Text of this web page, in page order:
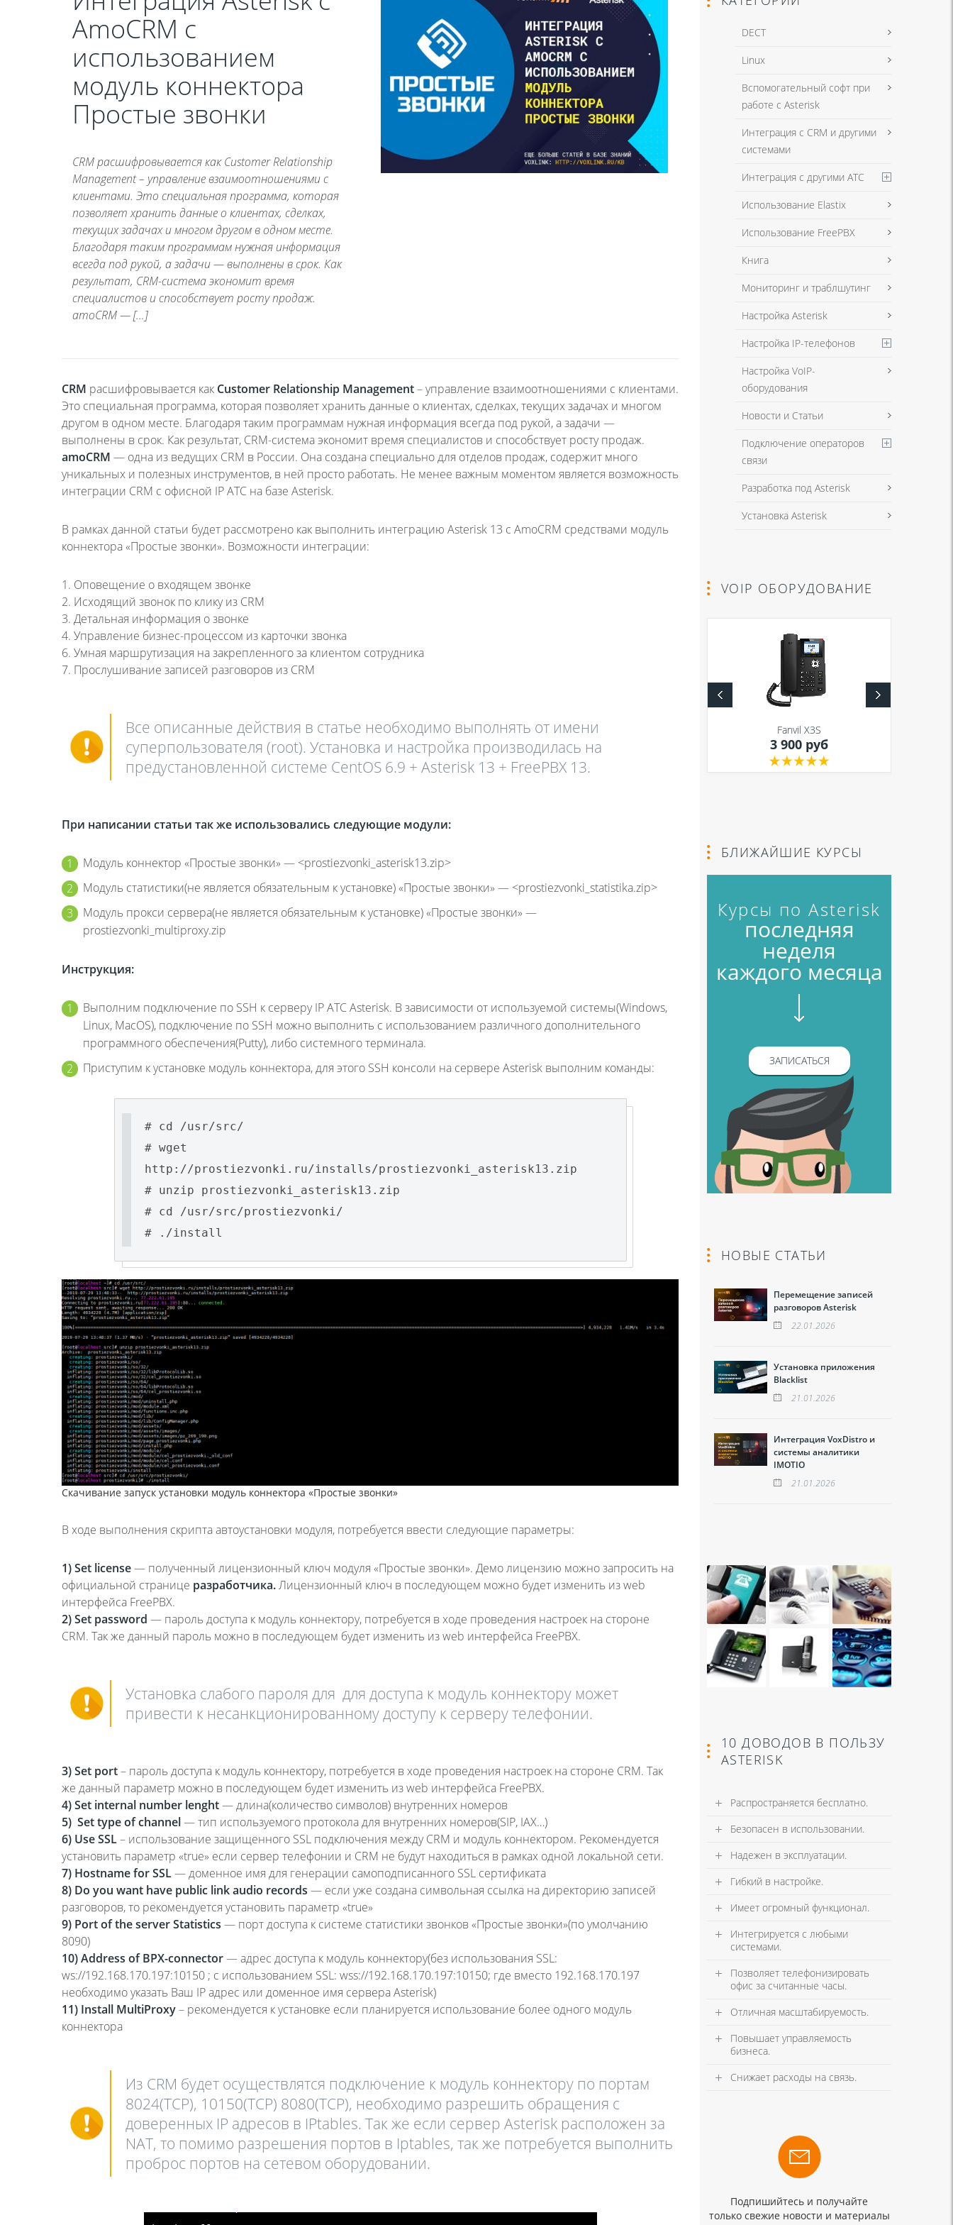
AmoCRM с
использованием
модуль коннектора
Простые звонки
CRM расшифровывается как Customer Relationship
Management – управление взаимоотношениями с
клиентами. Это специальная программа, которая
позволяет хранить данные о клиентах, сделках,
текущих задачах и многом другом в одном месте.
Благодаря таким программам нужная информация
всегда под рукой, а задачи — выполнены в срок. Как
результат, CRM-система экономит время
специалистов и способствует росту продаж.
amoCRM — […]
CRM расшифровывается как Customer Relationship Management– управление взаимоотношениями с клиентами.
Это специальная программа, которая позволяет хранить данные о клиентах, сделках, текущих задачах и многом
другом в одном месте. Благодаря таким программам нужная информация всегда под рукой, а задачи —
выполнены в срок. Как результат, CRM-система экономит время специалистов и способствует росту продаж.
amoCRM — одна из ведущих CRM в России. Она создана специально для отделов продаж, содержит много
уникальных и полезных инструментов, в ней просто работать. Не менее важным моментом является возможность
интеграции CRM с офисной IP АТС на базе Asterisk.
В рамках данной статьи будет рассмотрено как выполнить интеграцию Asterisk 13 с AmoCRM средствами модуль
коннектора «Простые звонки». Возможности интеграции:
1. Оповещение о входящем звонке
2. Исходящий звонок по клику из CRM
3. Детальная информация о звонке
4. Управление бизнес-процессом из карточки звонка
6. Умная маршрутизация на закрепленного за клиентом сотрудника
7. Прослушивание записей разговоров из CRM
Все описанные действия в статье необходимо выполнять от имени
суперпользователя (root). Установка и настройка производилась на
предустановленной системе CentOS 6.9 + Asterisk 13 + FreePBX 13.
При написании статьи так же использовались следующие модули:
Модуль коннектор «Простые звонки» — <prostiezvonki_asterisk13.zip>
Модуль статистики(не является обязательным к установке) «Простые звонки» — <prostiezvonki_statistika.zip>
Модуль прокси сервера(не является обязательным к установке) «Простые звонки» —
prostiezvonki_multiproxy.zip
Инструкция:
Выполним подключение по SSH к серверу IP АТС Asterisk. В зависимости от используемой системы(Windows,
Linux, MacOS), подключение по SSH можно выполнить с использованием различного дополнительного
программного обеспечения(Putty), либо системного терминала.
Приступим к установке модуль коннектора, для этого SSH консоли на сервере Asterisk выполним команды:
# cd /usr/src/
# wget
http://prostiezvonki.ru/installs/prostiezvonki_asterisk13.zip
# unzip prostiezvonki_asterisk13.zip
# cd /usr/src/prostiezvonki/
# ./install
Cкачивание запуск установки модуль коннектора «Простые звонки»
В ходе выполнения скрипта автоустановки модуля, потребуется ввести следующие параметры:
1) Set license— полученный лицензионный ключ модуля «Простые звонки». Демо лицензию можно запросить на
официальной странице разработчика.Лицензионный ключ в последующем можно будет изменить из web
интерфейса FreePBX.
2) Set password — пароль доступа к модуль коннектору, потребуется в ходе проведения настроек на стороне
CRM. Так же данный пароль можно в последующем будет изменить из web интерфейса FreePBX.
Установка слабого пароля для для доступа к модуль коннектору может
привести к несанкционированному доступу к серверу телефонии.
3) Set port– пароль доступа к модуль коннектору, потребуется в ходе проведения настроек на стороне CRM. Так
же данный параметр можно в последующем будет изменить из web интерфейса FreePBX.
4) Set internal number lenght— длина(количество символов) внутренних номеров
5) Set type of channel— тип используемого протокола для внутренних номеров(SIP, IAX…)
6) Use SSL– использование защищенного SSL подключения между CRM и модуль коннектором. Рекомендуется
установить параметр «true» если сервер телефонии и CRM не будут находиться в рамках одной локальной сети.
7) Hostname for SSL— доменное имя для генерации самоподписанного SSL сертификата
8) Do you want have public link audio records — если уже создана символьная ссылка на директорию записей
разговоров, то рекомендуется установить параметр «true»
9) Port of the server Statistics — порт доступа к системе статистики звонков «Простые звонки»(по умолчанию
8090)
10) Address of BPX-connector— адрес доступа к модуль коннектору(без использования SSL:
ws://192.168.170.197:10150 ; с использованием SSL: wss://192.168.170.197:10150; где вместо 192.168.170.197
необходимо указать Ваш IP адрес или доменное имя сервера Asterisk)
11) Install MultiProxy– рекомендуется к установке если планируется использование более одного модуль
коннектора
Из CRM будет осуществлятся подключение к модуль коннектору по портам
8024(TCP), 10150(TCP) 8080(TCP), необходимо разрешить обращения с
доверенных IP адресов в IPtables. Так же если сервер Asterisk расположен за
NAT, то помимо разрешения портов в Iptables, так же потребуется выполнить
проброс портов на сетевом оборудовании.
DECT
Linux
Вспомогательный софт при
работе с Asterisk
Интеграция с CRM и другими
системами
Интеграция с другими АТС
Использование Elastix
Использование FreePBX
Книга
Мониторинг и траблшутинг
Настройка Asterisk
Настройка IP-телефонов
Настройка VoIP-
оборудования
Новости и Статьи
Подключение операторов
связи
Разработка под Asterisk
Установка Asterisk
VOIP ОБОРУДОВАНИЕ
2 990 руб Fanvil X3S
3 900 руб
БЛИЖАЙШИЕ КУРСЫ
Курсы по Asterisk
последняя
неделя
каждого месяца
ЗАПИСАТЬСЯ
НОВЫЕ СТАТЬИ
Перемещение записей
разговоров Asterisk
22.01.2026
Установка приложения
Blacklist
21.01.2026
Интеграция VoxDistro и
системы аналитики
IMOTIO
21.01.2026
10 ДОВОДОВ В ПОЛЬЗУ
ASTERISK
Распространяется бесплатно.
Безопасен в использовании.
Надежен в эксплуатации.
Гибкий в настройке.
Имеет огромный функционал.
Интегрируется с любыми
системами.
Позволяет телефонизировать
офис за считанные часы.
Отличная масштабируемость.
Повышает управляемость
бизнеса.
Снижает расходы на связь.
Подпишийтесь и получайте
только свежие новости и материалы